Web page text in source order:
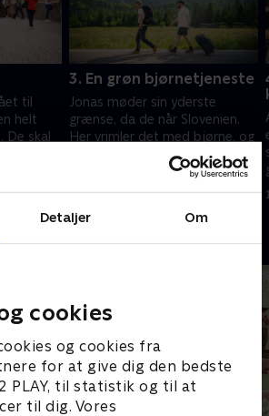
Detaljer Om
cookies
og cookies fra
for at give dig den bedste
PLAY, til statistik og til at
til dig. Vores
til
helt
skal
3. En grøn bjørnetjeneste
Jonas møder sin yderste
grænse, da de når Slovenien.
Her vrimler det med bjørne, og
Anders beslutter selvfølgelig, at
de skal overnatte i vildmarken.
4. september 2024 • 29 min